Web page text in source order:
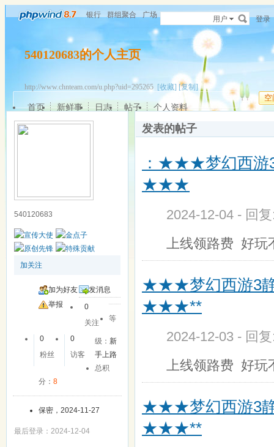
银行 群组聚合 广场 用户 登录
540120683的个人主页
http://www.chnteam.com/u.php?uid=295265 [收藏] [复制]
空
首页 新鲜事 日志 帖子 个人资料
540120683
加关注
加为好友
发消息
举报
0
关注
0
粉丝
0
访客
等
级：新
手上路
总积
分： 8
保密，2024-11-27
最后登录：2024-12-04
发表的帖子
：★★★梦幻西游3
★★★
2024-12-04 - 回
上线领路费 好
★★★梦幻西游3静
★★★**
2024-12-03 - 回
上线领路费 好
★★★梦幻西游3静
★★★**